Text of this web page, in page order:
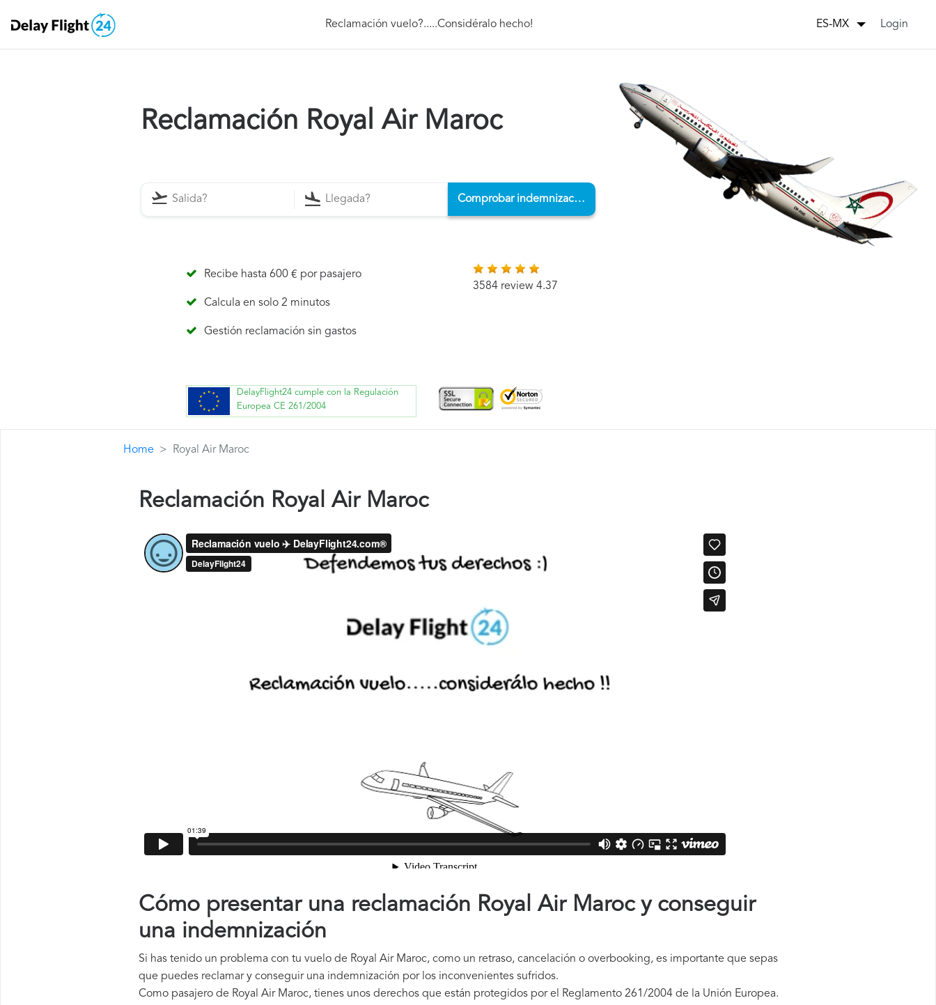
Reclamación vuelo?.....Considéralo hecho! ES-MX Login
Reclamación Royal Air Maroc
Comprobar indemnización
Recibe hasta 600 € por pasajero
Calcula en solo 2 minutos
Gestión reclamación sin gastos
3584 review 4.37
DelayFlight24 cumple con la Regulación
Europea CE 261/2004
Home Royal Air Maroc
Reclamación Royal Air Maroc
Cómo presentar una reclamación Royal Air Maroc y conseguir
una indemnización
Si has tenido un problema con tu vuelo de Royal Air Maroc, como un retraso, cancelación o overbooking, es importante que sepas
que puedes reclamar y conseguir una indemnización por los inconvenientes sufridos.
Como pasajero de Royal Air Maroc, tienes unos derechos que están protegidos por el Reglamento 261/2004 de la Unión Europea.